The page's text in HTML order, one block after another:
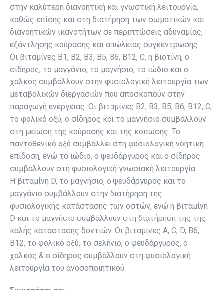
στην καλύτερη διανοητική και γνωστική λειτουργία,
καθώς επίσης και στη διατήρηση των σωματικών και
διανοητικών ικανοτήτων σε περιπτώσεις αδυναμίας,
εξάντλησης κούρασης και απώλειας συγκέντρωσης.
Οι βιταμίνες Β1, Β2, Β3, Β5, Β6, Β12, C, η βιοτίνη, ο
σίδηρος, το μαγγάνιο, το μαγνήσιο, το ιώδιο και ο
χαλκός συμβάλλουν στην φυσιολογική λειτουργία των
μεταβολικών διεργασιών που αποσκοπούν στην
παραγωγή ενέργειας. Οι βιταμίνες Β2, Β3, Β5, Β6, Β12, C,
το φολικό οξύ, ο σίδηρος και το μαγνήσιο συμβάλλουν
στη μείωση της κούρασης και της κόπωσης. Το
παντοθενικό οξύ συμβάλλει στη φυσιολογική νοητική
επίδοση, ενώ το ιώδιο, ο ψευδάργυρος και ο σίδηρος
συμβάλλουν στη φυσιολογική γνωσιακή λειτουργία.
Η βιταμίνη D, το μαγνήσιο, ο ψευδάργυρος και το
μαγγάνιο συμβάλλουν στην διατήρηση της
φυσιολογικής κατάστασης των οστών, ενώ η βιταμίνη
D και το μαγνήσιο συμβάλλουν στη διατήρηση της της
καλής κατάστασης δοντιών. Οι βιταμίνες Α, C, D, B6,
B12, το φολικό οξύ, το σελήνιο, ο ψευδάργυρος, ο
χαλκός & ο σίδηρος συμβάλλουν στη φυσιολογική
λειτουργία του ανοσοποιητικού.